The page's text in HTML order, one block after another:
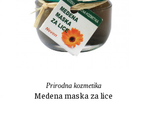
Prirodna kozmetika
Medena maska za lice